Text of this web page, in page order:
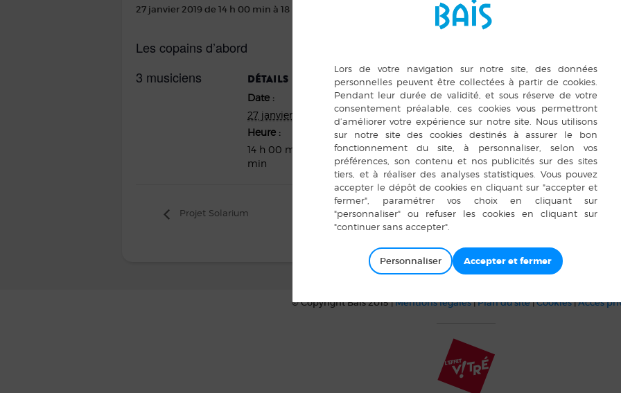
27 janvier 2019 de 14 h 00 min à 18 h 00 min
Les copains d’abord
3 musiciens
DÉTAILS
Date :
27 janvier 2019
Heure :
14 h 00 min à 18 h 00
min
LIEU
Salle Unisson
ORGANISATEUR
Bais 35 Danses et Loisirs
Projet Solarium
© Copyright Bais 2015 |Mentions légales|Plan du site|Cookies|Accès
Personnaliser